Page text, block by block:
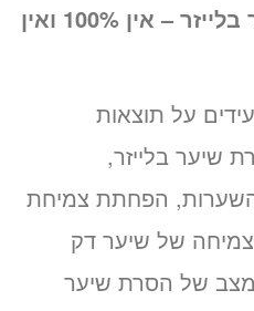
כשמדובר בהסרת שיער בלייזר – אין 100% ואין
על תוצאות
שיער בלייזר,
הפחתת צמיחת
צמיחה של שיער דק
של הסרת שיער